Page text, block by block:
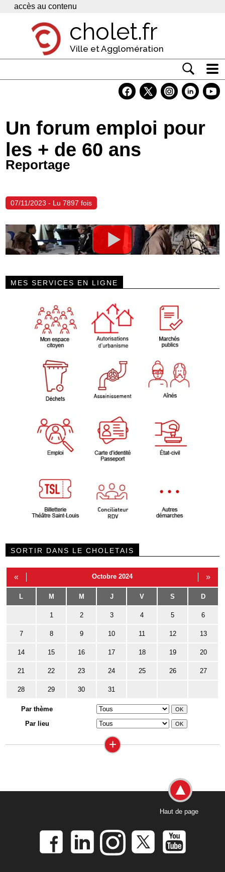
Panneau de gestion des cookies
accès au contenu
cholet.fr
Ville et Agglomération
Economie
Services
Contacts
Un forum emploi pour
les + de 60 ans
Reportage
07/11/2023 - Lu 7897 fois
MES SERVICES EN LIGNE
SORTIR DANS LE CHOLETAIS
« Octobre 2024 »
L M M J V S D
1 2 3 4 5 6
7 8 9 10 11 12 13
14 15 16 17 18 19 20
21 22 23 24 25 26 27
28 29 30 31
Par thème
Par lieu
+
Haut de page